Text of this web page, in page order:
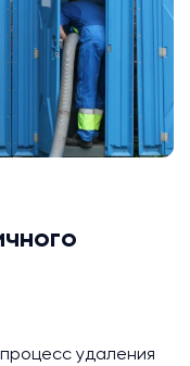
удаления